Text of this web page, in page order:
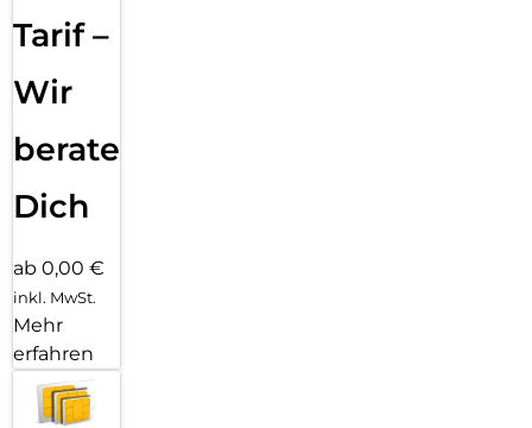
Tarif –
Wir
beraten
Dich
ab 0,00 €
inkl. MwSt.
Mehr
erfahren